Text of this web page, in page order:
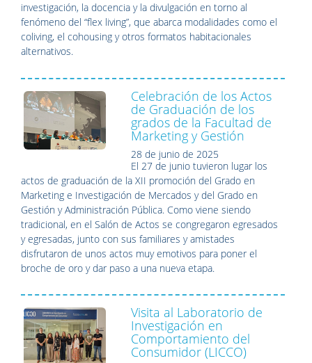
investigación, la docencia y la divulgación en torno al
fenómeno del “flex living”, que abarca modalidades como el
coliving, el cohousing y otros formatos habitacionales
alternativos.
Celebración de los Actos
de Graduación de los
grados de la Facultad de
Marketing y Gestión
28 de junio de 2025
El 27 de junio tuvieron lugar los
actos de graduación de la XII promoción del Grado en
Marketing e Investigación de Mercados y del Grado en
Gestión y Administración Pública. Como viene siendo
tradicional, en el Salón de Actos se congregaron egresados
y egresadas, junto con sus familiares y amistades
disfrutaron de unos actos muy emotivos para poner el
broche de oro y dar paso a una nueva etapa.
Visita al Laboratorio de
Investigación en
Comportamiento del
Consumidor (LICCO)